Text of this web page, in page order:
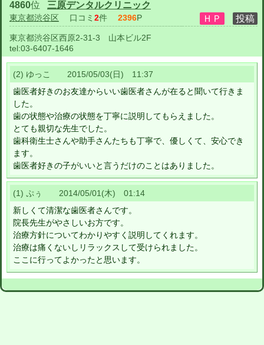
4860位 三原デンタルクリニック
東京都渋谷区 口コミ 2件 2396P
東京都渋谷区西原2-31-3 山本ビル2F
tel:03-6407-1646
(2) ゆっこ 2015/05/03(日) 11:37
歯医者好きのお友達からいい歯医者さんが在ると聞いて行きま
した。
歯の状態や治療の状態を丁寧に説明してもらえました。
とても親切な先生でした。
歯科衛生士さんや助手さんたちも丁寧で、優しくて、安心でき
ます。
歯医者好きの子がいいと言うだけのことはありました。
(1) ぷぅ 2014/05/01(木) 01:14
新しくて清潔な歯医者さんです。
院長先生がやさしいお方です。
治療方針についてわかりやすく説明してくれます。
治療は痛くないしリラックスして受けられました。
ここに行ってよかったと思います。